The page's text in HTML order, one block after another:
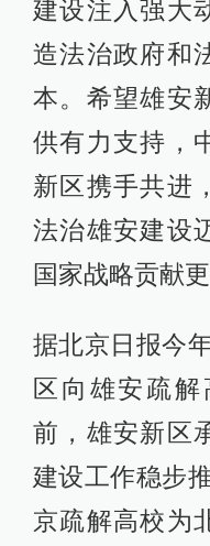
建设注入强大
造法治政府和
本。希望雄安
供有力支持，
新区携手共进
法治雄安建设
国家战略贡献更
据北京日报今
区向雄安疏
前，雄安新区
建设工作稳步
京疏解高校为